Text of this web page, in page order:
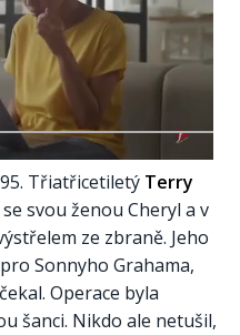
Třiatřicetiletý Terry
svou ženou Cheryl a v
ze zbraně. Jeho
Sonnyho Grahama,
Operace byla
šanci. Nikdo ale netušil,